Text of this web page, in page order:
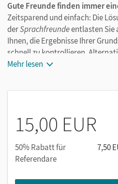
Gute Freunde finden immer
Zeitsparend und einfach: Die
derSprachfreundeentlasten Sie
Ihnen, die Ergebnisse Ihrer
schnell zu kontrollieren.
im DIN-A4-Format ausdrucken
Mehr lesen
15,00 EUR
50% Rabatt für
Referendare
7,50